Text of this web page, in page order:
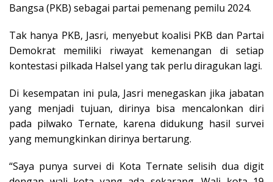
Bangsa (PKB) sebagai partai pemenang pemilu 2024.
Tak hanya PKB, Jasri, menyebut koalisi PKB dan Partai
Demokrat memiliki riwayat kemenangan di setiap
kontestasi pilkada Halsel yang tak perlu diragukan lagi.
Di kesempatan ini pula, Jasri menegaskan jika jabatan
yang menjadi tujuan, dirinya bisa mencalonkan diri
pada pilwako Ternate, karena didukung hasil survei
yang memungkinkan dirinya bertarung.
“Saya punya survei di Kota Ternate selisih dua digit